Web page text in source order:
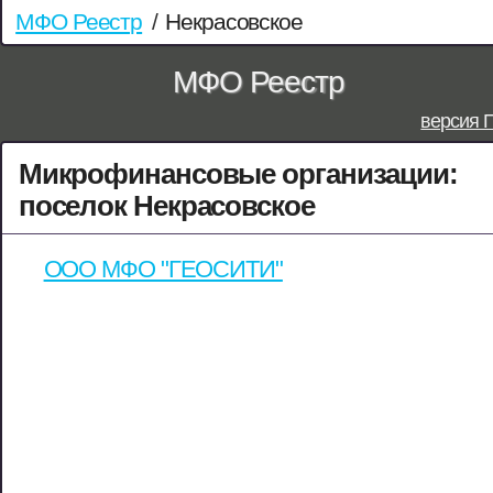
МФО Реестр / Некрасовское
МФО Реестр
версия
Микрофинансовые организации:
поселок Некрасовское
ООО МФО "ГЕОСИТИ"